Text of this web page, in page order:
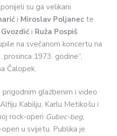
su ga velikani
i Miroslav Poljanec te
i Ruža Pospiš
na svečanom koncertu na
1973. godine“,
Čalopek.
glazbenim i video
Kabilju, Karlu Metikošu i
rock-operi Gubec-beg,
u svijetu. Publika je